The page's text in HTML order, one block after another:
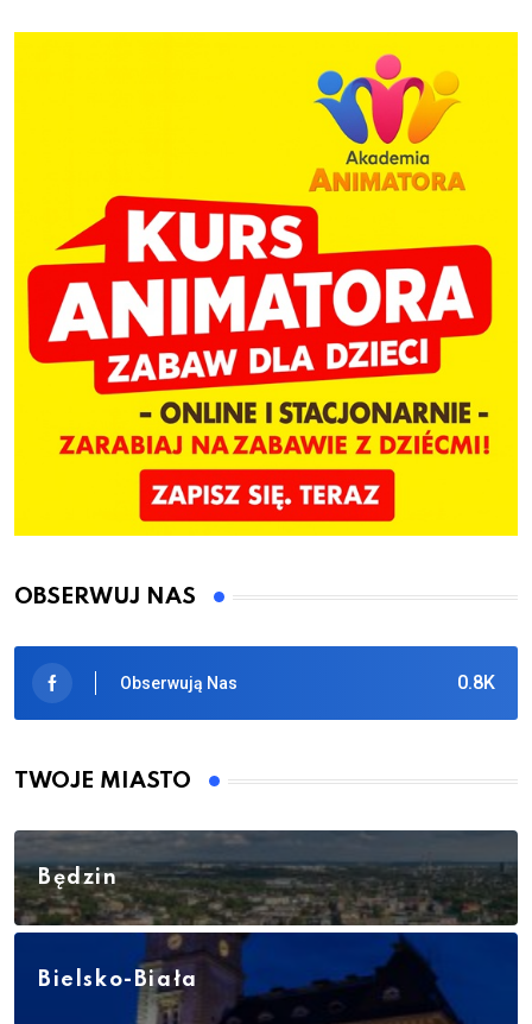
OBSERWUJ NAS
0.8K
Obserwują Nas
TWOJE MIASTO
Będzin
Bielsko-Biała